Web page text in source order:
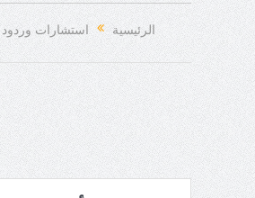
الرئيسية استشارات وردود